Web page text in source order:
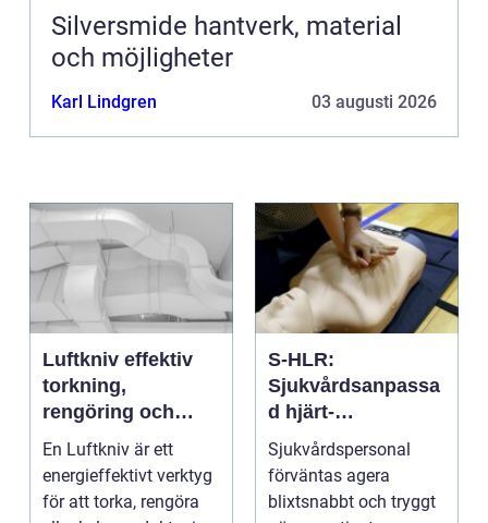
Silversmide hantverk, material
och möjligheter
Karl Lindgren 03 augusti 2026
Luftkniv effektiv
torkning,
rengöring och
kylning i modern
industri
En Luftkniv är ett
energieffektivt verktyg
för att torka, rengöra
S-HLR:
Sjukvårdsanpassa
d hjärt-
lungräddning som
räddar liv
Sjukvårdspersonal
förväntas agera
blixtsnabbt och tryggt